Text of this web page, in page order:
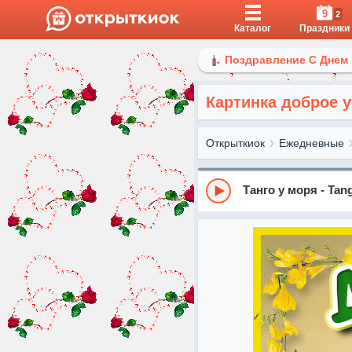
Каталог
9 2
Праздники
Поздравление С
Картинка доброе
Открыткиок Ежедневные
Танго у моря -